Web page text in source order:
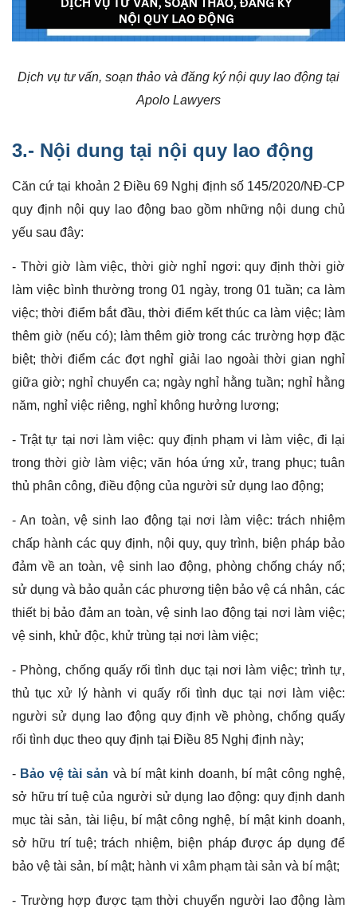
Dịch vụ tư vấn, soạn thảo và đăng ký nội quy lao động tại
Apolo Lawyers
3.- Nội dung tại nội quy lao động
Căn cứ tại khoản 2 Điều 69 Nghị định số 145/2020/NĐ-CP
quy định nội quy lao động bao gồm những nội dung chủ
yếu sau đây:
- Thời giờ làm việc, thời giờ nghỉ ngơi: quy định thời giờ
làm việc bình thường trong 01 ngày, trong 01 tuần; ca làm
việc; thời điểm bắt đầu, thời điểm kết thúc ca làm việc; làm
thêm giờ (nếu có); làm thêm giờ trong các trường hợp đặc
biệt; thời điểm các đợt nghỉ giải lao ngoài thời gian nghỉ
giữa giờ; nghỉ chuyển ca; ngày nghỉ hằng tuần; nghỉ hằng
năm, nghỉ việc riêng, nghỉ không hưởng lương;
- Trật tự tại nơi làm việc: quy định phạm vi làm việc, đi lại
trong thời giờ làm việc; văn hóa ứng xử, trang phục; tuân
thủ phân công, điều động của người sử dụng lao động;
- An toàn, vệ sinh lao động tại nơi làm việc: trách nhiệm
chấp hành các quy định, nội quy, quy trình, biện pháp bảo
đảm về an toàn, vệ sinh lao động, phòng chống cháy nổ;
sử dụng và bảo quản các phương tiện bảo vệ cá nhân, các
thiết bị bảo đảm an toàn, vệ sinh lao động tại nơi làm việc;
vệ sinh, khử độc, khử trùng tại nơi làm việc;
- Phòng, chống quấy rối tình dục tại nơi làm việc; trình tự,
thủ tục xử lý hành vi quấy rối tình dục tại nơi làm việc:
người sử dụng lao động quy định về phòng, chống quấy
rối tình dục theo quy định tại Điều 85 Nghị định này;
- Bảo vệ tài sản và bí mật kinh doanh, bí mật công nghệ,
sở hữu trí tuệ của người sử dụng lao động: quy định danh
mục tài sản, tài liệu, bí mật công nghệ, bí mật kinh doanh,
sở hữu trí tuệ; trách nhiệm, biện pháp được áp dụng để
bảo vệ tài sản, bí mật; hành vi xâm phạm tài sản và bí mật;
- Trường hợp được tạm thời chuyển người lao động làm